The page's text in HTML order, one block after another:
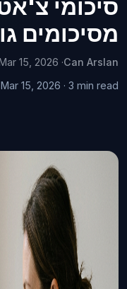
סיכומי
מסיכומים
Can Arslan
· Mar 15, 2026
Mar 15, 2026 · 3 min read